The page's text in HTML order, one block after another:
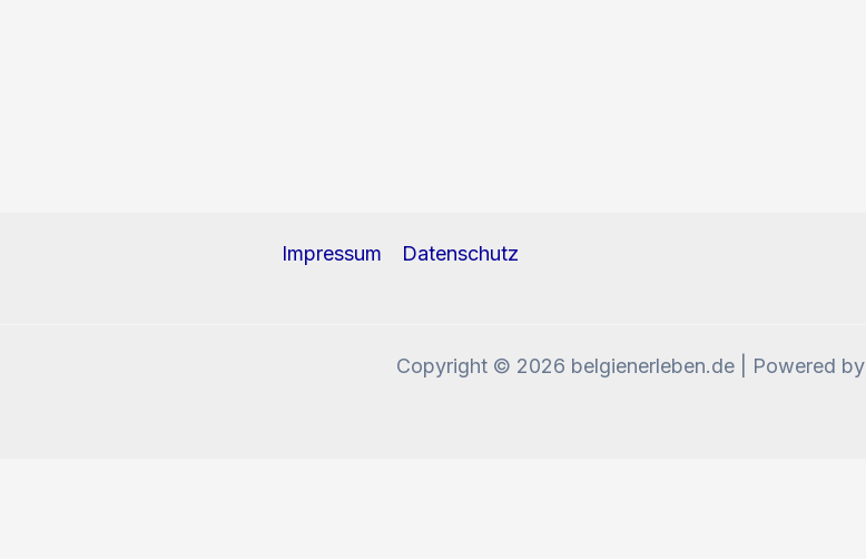
Impressum Datenschutz
Copyright © 2026 belgienerleben.de | Powered by